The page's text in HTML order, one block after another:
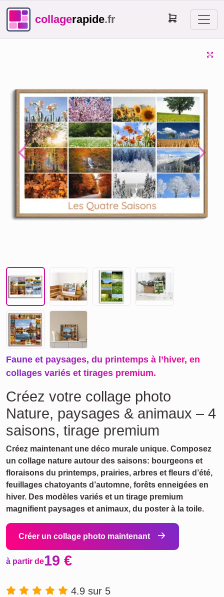
collagerapide.fr
Previous Next
Faune et paysages, du printemps à l’hiver, en
collages variés et tirages premium.
Créez votre collage photo
Nature, paysages & animaux – 4
saisons, tirage premium
Créez maintenant une déco murale unique. Composez
un collage nature autour des saisons: bourgeons et
floraisons du printemps, prairies, arbres et fleurs d’été,
feuillages chatoyants d’automne, forêts enneigées en
hiver. Des modèles variés et un tirage premium
magnifient paysages et animaux, du poster à la toile.
Créer un collage photo maintenant
à partir de19 €
4.9 sur 5